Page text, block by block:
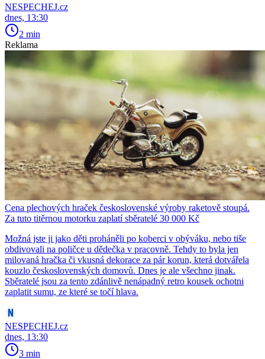
NESPECHEJ.cz
dnes, 13:30
2 min
Reklama
Cena plechových hraček československé výroby raketově stoupá.
Za tuto titěrnou motorku zaplatí sběratelé 30 000 Kč
Možná jste ji jako děti proháněli po koberci v obýváku, nebo tiše
obdivovali na poličce u dědečka v pracovně. Tehdy to byla jen
milovaná hračka či vkusná dekorace za pár korun, která dotvářela
kouzlo československých domovů. Dnes je ale všechno jinak.
Sběratelé jsou za tento zdánlivě nenápadný retro kousek ochotni
zaplatit sumu, ze které se točí hlava.
NESPECHEJ.cz
dnes, 13:30
3 min